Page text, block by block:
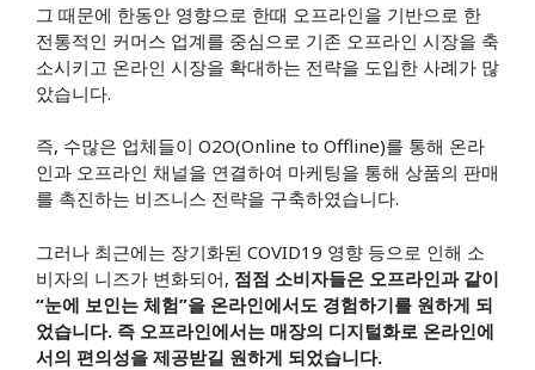
그 때문에 한동안 영향으로 한때 오프라인을 기반으로 한
전통적인 커머스 업계를 중심으로 기존 오프라인 시장을 축
소시키고 온라인 시장을 확대하는 전략을 도입한 사례가 많
았습니다.
즉, 수많은 업체들이 O2O(Online to Offline)를 통해 온라
인과 오프라인 채널을 연결하여 마케팅을 통해 상품의 판매
를 촉진하는 비즈니스 전략을 구축하였습니다.
그러나 최근에는 장기화된 COVID19 영향 등으로 인해 소
비자의 니즈가 변화되어, 점점 소비자들은 오프라인과 같이
“눈에 보인는 체험”을 온라인에서도 경험하기를 원하게 되
었습니다. 즉 오프라인에서는 매장의 디지털화로 온라인에
서의 편의성을 제공받길 원하게 되었습니다.